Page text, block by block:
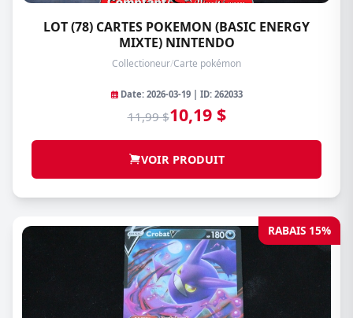
LOT (78) CARTES POKEMON (BASIC ENERGY
MIXTE) NINTENDO
Collectioneur/Carte pokémon
Date: 2026-03-19 | ID: 262033
11,99 $10,19 $
VOIR PRODUIT
RABAIS 15%